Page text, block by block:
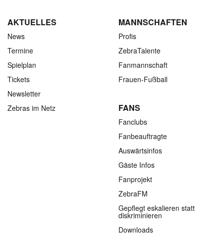
AKTUELLES
News
Termine
Spielplan
Tickets
Newsletter
Zebras im Netz
MANNSCHAFTEN
Profis
ZebraTalente
Fanmannschaft
Frauen-Fußball
FANS
Fanclubs
Fanbeauftragte
Auswärtsinfos
Gäste Infos
Fanprojekt
ZebraFM
Gepflegt eskalieren statt
diskriminieren
Downloads